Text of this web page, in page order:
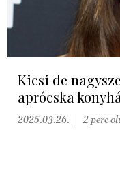
Kicsi de
aprócska
2025.03.26. 2 perc